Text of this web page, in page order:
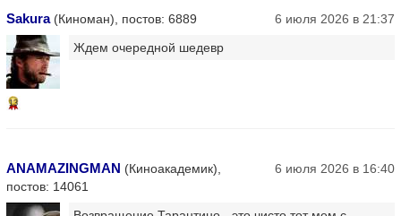
Sakura(Киноман), постов: 6889 6 июля 2026 в 21:37
13
Ждем очередной шедевр
ANAMAZINGMAN (Киноакадемик),
постов: 14061
6 июля 2026 в 16:40